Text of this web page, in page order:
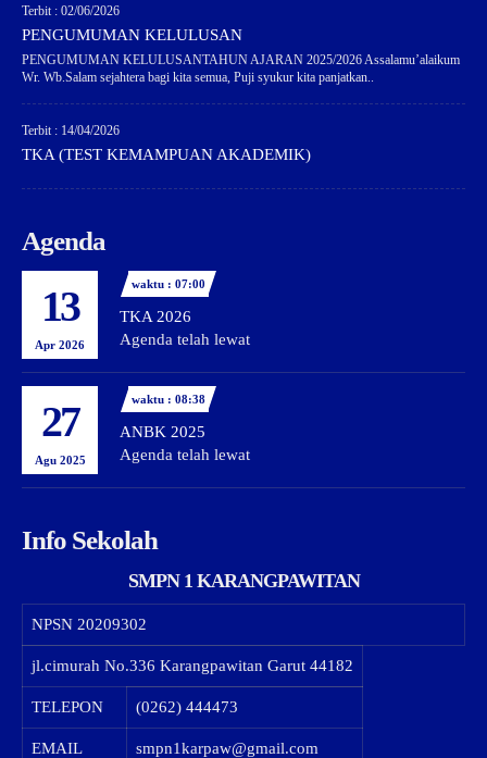
Terbit : 02/06/2026
PENGUMUMAN KELULUSAN
PENGUMUMAN KELULUSANTAHUN AJARAN 2025/2026 Assalamu’alaikum
Wr. Wb.Salam sejahtera bagi kita semua, Puji syukur kita panjatkan..
Terbit : 14/04/2026
TKA (TEST KEMAMPUAN AKADEMIK)
Agenda
13
Apr 2026
waktu : 07:00
TKA 2026
Agenda telah lewat
27
Agu 2025
waktu : 08:38
ANBK 2025
Agenda telah lewat
Info Sekolah
SMPN 1 KARANGPAWITAN
NPSN 20209302
jl.cimurah No.336 Karangpawitan Garut 44182
TELEPON (0262) 444473
EMAIL smpn1karpaw@gmail.com